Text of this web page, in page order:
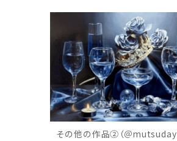
その他の作品②（＠